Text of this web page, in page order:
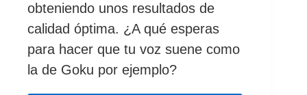
obteniendo unos resultados de
calidad óptima. ¿A qué esperas
para hacer que tu voz suene como
la de Goku por ejemplo?